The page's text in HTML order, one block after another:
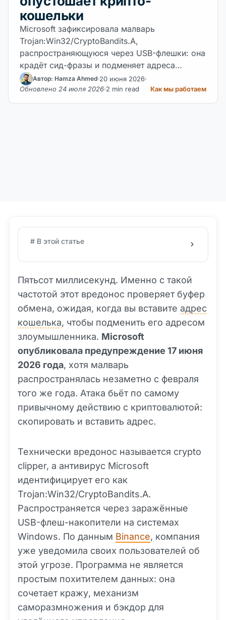
кошельки
Microsoft зафиксировала малварь
Trojan:Win32/CryptoBandits.A,
распространяющуюся через USB-флешки: она
крадёт сид-фразы и подменяет адреса
кошельков в буфере…
Автор: Hamza Ahmed 20 июня 2026
Обновлено 24 июля 2026 2 min read Как мы работаем
# В этой статье
Пятьсот миллисекунд. Именно с такой
частотой этот вредонос проверяет буфер
обмена, ожидая, когда вы вставите адрес
кошелька, чтобы подменить его адресом
злоумышленника. Microsoft
опубликовала предупреждение 17 июня
2026 года, хотя малварь
распространялась незаметно с февраля
того же года. Атака бьёт по самому
привычному действию с криптовалютой:
скопировать и вставить адрес.
Технически вредонос называется crypto
clipper, а антивирус Microsoft
идентифицирует его как
Trojan:Win32/CryptoBandits.A.
Распространяется через заражённые
USB-флеш-накопители на системах
Windows. По данным Binance, компания
уже уведомила своих пользователей об
этой угрозе. Программа не является
простым похитителем данных: она
сочетает кражу, механизм
саморазмножения и бэкдор для